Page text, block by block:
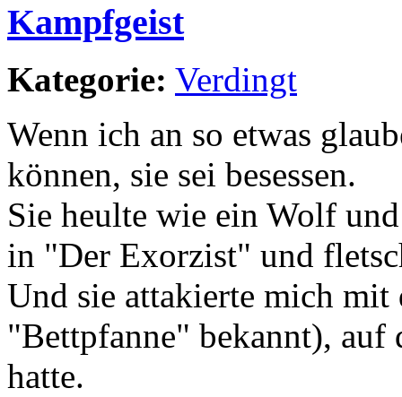
Kampfgeist
Kategorie: Verdingt
Wenn ich an so etwas
können, sie sei besessen.
Sie heulte wie ein Wolf
in "Der Exorzist" und
Und sie attakierte mich mit
"Bettpfanne" bekannt), auf
hatte.